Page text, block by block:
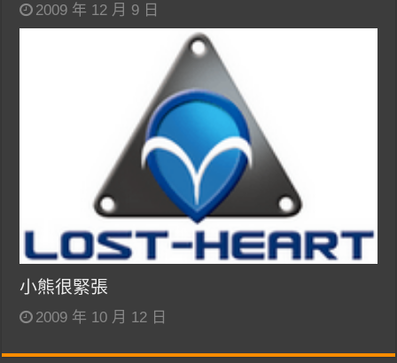
2009 年 12 月 9 日
小熊很緊張
2009 年 10 月 12 日